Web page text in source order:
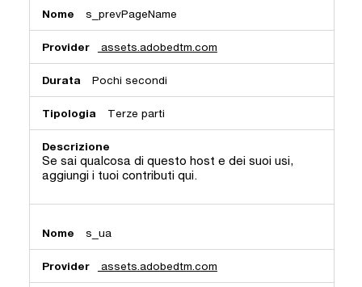
s_prevPageName
assets.adobedtm.com
Pochi secondi
Terze parti
Se sai qualcosa di questo host e dei suoi usi,
aggiungi i tuoi contributi qui.
s_ua
assets.adobedtm.com